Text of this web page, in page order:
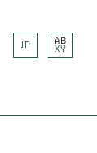
JP
AB
XY